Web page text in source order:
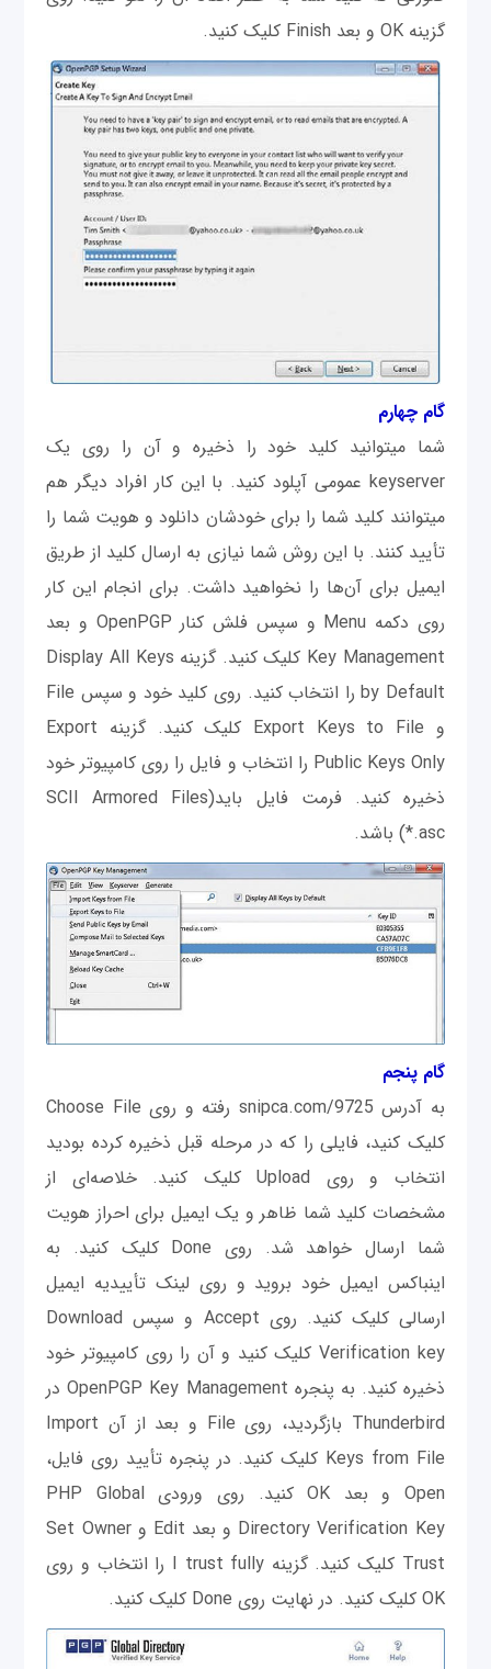
گزینه OK و بعد Finish کلیک کنید.
گام چهارم
شما می‎توانید کلید خود را ذخيره و آن را روی یک
keyserver عمومی‎ آپلود کنید. با این کار افراد دیگر هم
می‎توانند کلید شما را برای خودشان دانلود و هویت شما را
تأیید کنند. با این روش شما نیازی به ارسال کلید از طریق
ایمیل برای آن‌ها را نخواهید داشت. برای انجام این کار
روی دکمه Menu و سپس فلش کنار OpenPGP و بعد
Key Management کلیک کنید. گزینه Display All Keys
by Default را انتخاب کنید. روی کلید خود و سپس File
و Export Keys to File کلیک کنید. گزینه Export
Public Keys Only را انتخاب و فایل را روی کامپیوتر خود
ذخیره كنيد. فرمت فایل باید(SCII Armored Files
(*.asc باشد.
گام پنجم
به آدرس snipca.com/9725 رفته و روی Choose File
کلیک کنید، فایلی را که در مرحله قبل ذخیره كرده بودید
انتخاب و روی Upload کلیک کنید. خلاصه‌ای از
مشخصات کلید شما ظاهر و یک ایمیل برای احراز هویت
شما ارسال خواهد شد. روی Done کلیک کنید. به
اینباکس ایمیل خود بروید و روی لینک تأییدیه ایمیل
ارسالی کلیک کنید. روی Accept و سپس Download
Verification key کلیک کنید و آن را روی کامپیوتر خود
ذخیره كنيد. به پنجره OpenPGP Key Management در
Thunderbird بازگرديد، روی File و بعد از آن Import
Keys from File کلیک کنید. در پنجره تأیید روی فایل،
Open و بعد OK کنید. روی ورودی PHP Global
Directory Verification Key و بعد Edit و Set Owner
Trust کلیک کنید. گزینه I trust fully را انتخاب و روی
OK کلیک کنید. در نهایت روی Done کلیک کنید.